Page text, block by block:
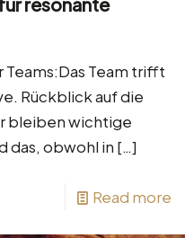
Teams:Das Team trifft
Rückblick auf die
bleiben wichtige
das, obwohl in […]
Read more